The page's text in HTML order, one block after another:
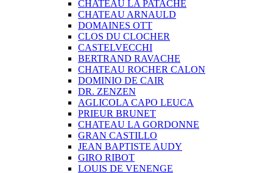
CHATEAU LA PATACHE
CHATEAU ARNAULD
DOMAINES OTT
CLOS DU CLOCHER
CASTELVECCHI
BERTRAND RAVACHE
CHATEAU ROCHER CALON
DOMINIO DE CAIR
DR. ZENZEN
AGLICOLA CAPO LEUCA
PRIEUR BRUNET
CHATEAU LA GORDONNE
GRAN CASTILLO
JEAN BAPTISTE AUDY
GIRO RIBOT
LOUIS DE VENENGE